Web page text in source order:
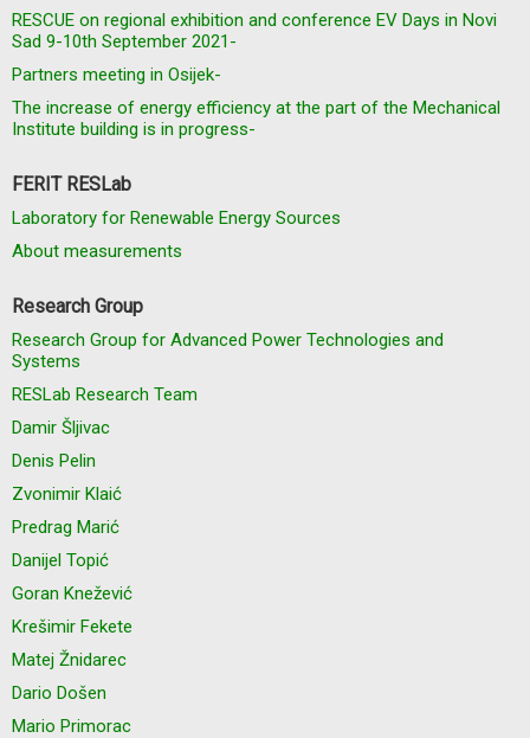
RESCUE on regional exhibition and conference EV Days in Novi
Sad 9-10th September 2021-
Partners meeting in Osijek-
The increase of energy efficiency at the part of the Mechanical
Institute building is in progress-
FERIT RESLab
Laboratory for Renewable Energy Sources
About measurements
Research Group
Research Group for Advanced Power Technologies and
Systems
RESLab Research Team
Damir Šljivac
Denis Pelin
Zvonimir Klaić
Predrag Marić
Danijel Topić
Goran Knežević
Krešimir Fekete
Matej Žnidarec
Dario Došen
Mario Primorac